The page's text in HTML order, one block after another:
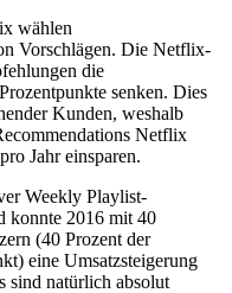
wählen
Vorschlägen. Die Netflix-
die
senken. Dies
Kunden, weshalb
Netflix
Jahr einsparen.
Weekly Playlist-
konnte 2016 mit 40
(40 Prozent der
eine Umsatzsteigerung
sind natürlich absolut